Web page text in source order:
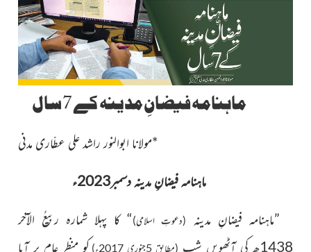
ماہنامہ فیضانِ مدینہ کے 7 سال
*مولانا ابوالنور راشد علی عطّاری مدنی
ماہنامہ فیضانِ مدینہ دسمبر2023ء
”ماہنامہ فیضانِ مدینہ (دعوتِ اسلامی)“ کا پہلا شمارہ ربیعُ الآخر
1438ھ کی آٹھویں شب
(مطابق 5جنوری 2017ء)
کو منظرِ عام پر آیا